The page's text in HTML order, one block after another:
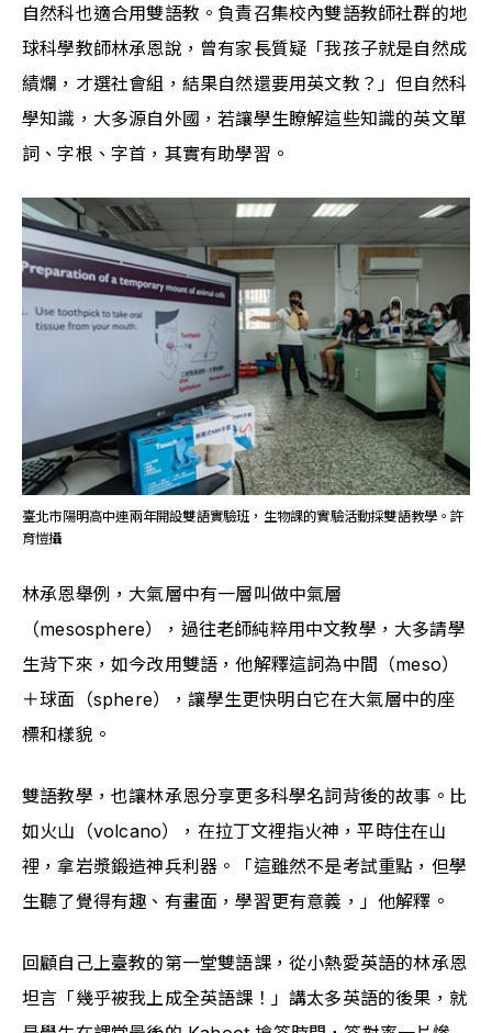
自然科也適合用雙語教。負責召集校內雙語教師社群的地
球科學教師林承恩說，曾有家長質疑「我孩子就是自然成
績爛，才選社會組，結果自然還要用英文教？」但自然科
學知識，大多源自外國，若讓學生瞭解這些知識的英文單
詞、字根、字首，其實有助學習。
臺北市陽明高中連兩年開設雙語實驗班，生物課的實驗活動採雙語教學。許
育愷攝
林承恩舉例，大氣層中有一層叫做中氣層
（mesosphere），過往老師純粹用中文教學，大多請學
生背下來，如今改用雙語，他解釋這詞為中間（meso）
＋球面（sphere），讓學生更快明白它在大氣層中的座
標和樣貌。
雙語教學，也讓林承恩分享更多科學名詞背後的故事。比
如火山（volcano），在拉丁文裡指火神，平時住在山
裡，拿岩漿鍛造神兵利器。「這雖然不是考試重點，但學
生聽了覺得有趣、有畫面，學習更有意義，」他解釋。
回顧自己上臺教的第一堂雙語課，從小熱愛英語的林承恩
坦言「幾乎被我上成全英語課！」講太多英語的後果，就